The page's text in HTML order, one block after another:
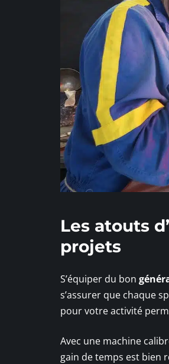
Les atouts
projets
S’équiper du bon
s’assurer que chaque
pour votre activité
Avec une machine
gain de temps est bien